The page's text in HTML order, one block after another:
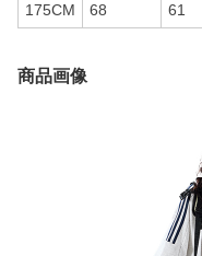
175CM 68 61
商品画像